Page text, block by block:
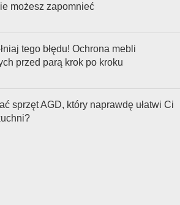
możesz zapomnieć
tego błędu! Ochrona mebli
przed parą krok po kroku
sprzęt AGD, który naprawdę ułatwi Ci